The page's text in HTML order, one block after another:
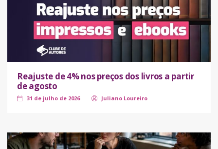
Reajuste de 4% nos preços dos livros a partir
de agosto
31 de julho de 2026 Juliano Loureiro